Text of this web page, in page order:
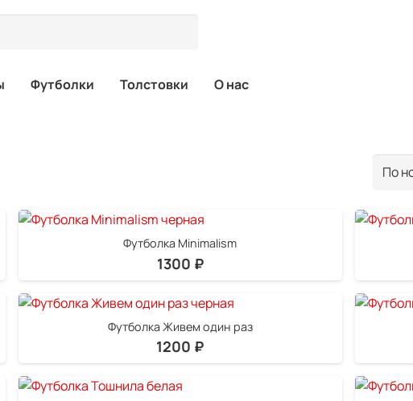
Футболки Толстовки О нас
Футболка Minimalism
1300 ₽
Футболка Живем один раз
1200 ₽